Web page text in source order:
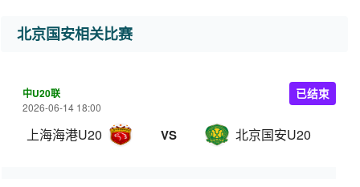
北京国安相关比赛
中U20联
2026-06-14 18:00
上海海港U20 VS 北京国安U20
已结束